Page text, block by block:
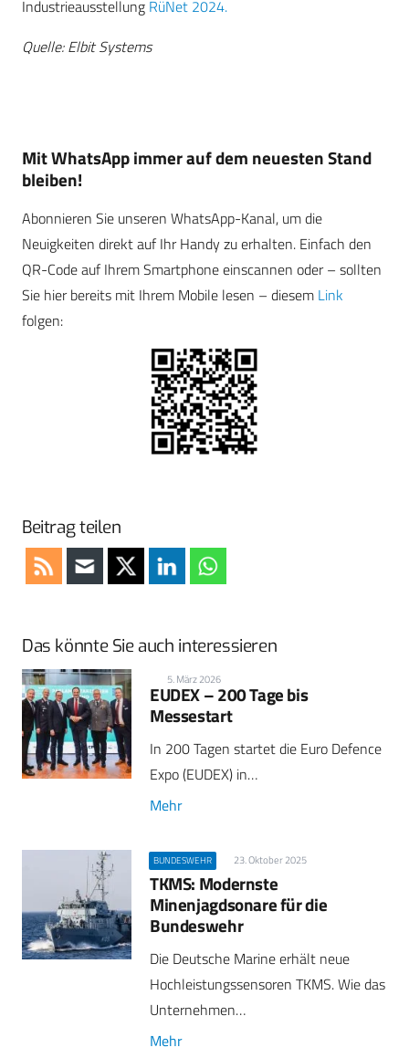
Industrieausstellung RüNet 2024.
Quelle: Elbit Systems
Mit WhatsApp immer auf dem neuesten Stand
bleiben!
Abonnieren Sie unseren WhatsApp-Kanal, um die
Neuigkeiten direkt auf Ihr Handy zu erhalten. Einfach den
QR-Code auf Ihrem Smartphone einscannen oder – sollten
Sie hier bereits mit Ihrem Mobile lesen – diesem Link
folgen:
Beitrag teilen
Das könnte Sie auch interessieren
5. März 2026
EUDEX – 200 Tage bis
Messestart
In 200 Tagen startet die Euro Defence
Expo (EUDEX) in…
Mehr
BUNDESWEHR 23. Oktober 2025
TKMS: Modernste
Minenjagdsonare für die
Bundeswehr
Die Deutsche Marine erhält neue
Hochleistungssensoren TKMS. Wie das
Unternehmen…
Mehr